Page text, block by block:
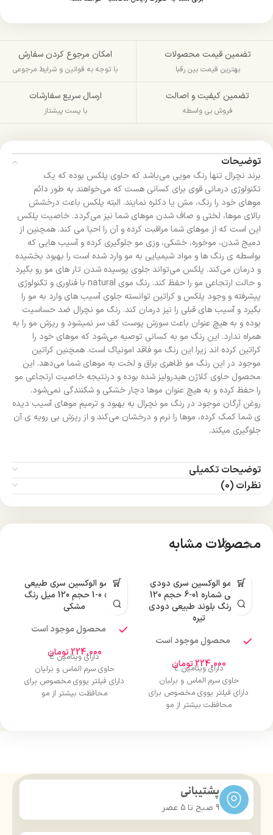
تضمین قیمت محصولات
بهترین قیمت بین رقبا
امکان مرجوع کردن سفارش
با توجه به قوانین و شرایط مرجوعی
تضمین کیفیت و اصالت
فروش بی واسطه
ارسال سریع سفارشات
با پست پیشتاز
توضیحات
برند نچرال تنها رنگ مویی می‌باشد که حاوی پلکس بوده که یک
تکنولوژی درمانی قوی برای کسانی هست که می‌خواهند به طور دائم
موهای خود را رنگ، مش یا دکلره نمایند. البته پلکس باعث درخشش
بالای موها، لختی و صاف شدن موهای شما نیز می‌گردد. خاصیت پلکس
این است که از موهای شما مراقبت کرده و آن را احیا می کند. همچنین از
دمیج شدن، موخوره، خشکی، وزی مو جلوگیری کرده و آسیب هایی که
بواسطه ی رنگ ها و مواد شیمیایی به مو وارد شده است را بهبود بخشیده
و درمان می‌کند. پلکس می‌تواند جلوی پوسیده شدن تار های مو رو بگیرد
و حالت ارتجاعی مو را حفظ کند. رنگ موی natural با فناوری و تکنولوژی
پیشرفته و وجود پلکس و کراتین توانسته جلوی آسیب های وارد به مو را
بگیرد و آسیب های قبلی را نیز درمان کند. رنگ مو نچرال ضد حساسیت
بوده و به هیچ عنوان باعث سوزش پوست کف سر نمیشود و ریزش مو را به
همراه ندارد. این رنگ مو به کسانی توصیه می‌شود که موهای خود را
کراتین کرده اند زیرا این رنگ مو فاقد امونیاک است. همچنین کراتین
موجود در این رنگ مو ظاهری براق و لخت به موهای شما می‌دهد. این
محصول حاوی کلاژن هیدرولیز شده بوده و درنتیجه خاصیت ارتجاعی مو
را حفظ کرده و به هیچ عنوان موها دچار خشکی و شکنندگی نمی‌شود.
روغن آرگان موجود در رنگ مو نچرال به بهبود و ترمیم موهای آسیب دیده
ی شما کمک کرده، موها را نرم و درخشان می‌کند و از ریزش بی رویه ی آن
جلوگیری میکند.
توضیحات تکمیلی
نظرات (0)
محصولات مشابه
رنگ مو الوکسین سری دودی
طبیعی شماره 01-6 حجم 120
میل رنگ بلوند طبیعی دودی
تیره
محصول موجود است
224,000تومان
دارای ویتامین E
حاوی سرم الماس و برلیان
دارای فیلتر یووی مخصوص برای
محافظت بیشتر از مو
رنگ مو الوکسین سری طبیعی
شماره 0-1 حجم 120 میل رنگ
مشکی
محصول موجود است
224,000تومان
دارای ویتامین E
حاوی سرم الماس و برلیان
دارای فیلتر یووی مخصوص برای
محافظت بیشتر از مو
پشتیبانی
9 صبح تا ۵ عصر